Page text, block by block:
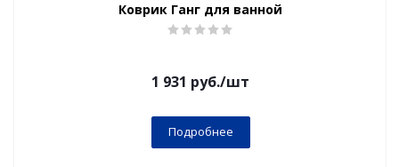
Коврик Ганг для ванной
1 931 руб./шт
Подробнее